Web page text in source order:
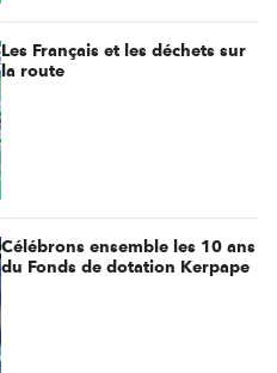
Les Français et les déchets sur
la route
Célébrons ensemble les 10 ans
du Fonds de dotation Kerpape